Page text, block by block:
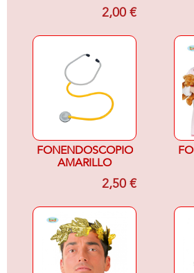
2,00 €
FONENDOSCOPIO
AMARILLO
2,50 €